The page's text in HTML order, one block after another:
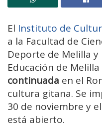
El Instituto de
a la Facultad de
Deporte de Melilla y
Educación de
continuada en el
cultura gitana. Se
30 de noviembre y
está abierto.